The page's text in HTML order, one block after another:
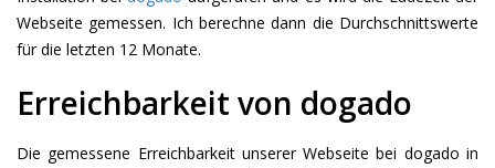
Webseite gemessen. Ich berechne dann die Durchschnittswerte
für die letzten 12 Monate.
Erreichbarkeit von dogado
Die gemessene Erreichbarkeit unserer Webseite bei dogado in